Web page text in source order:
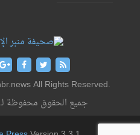
All Rights Reserved.
جميع الحقوق محفوظة لـ